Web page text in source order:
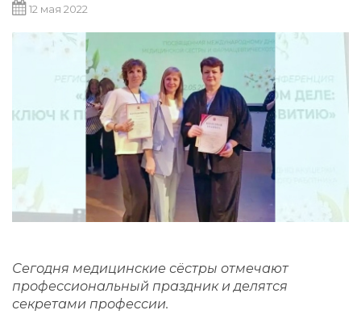
12 мая 2022
Сегодня медицинские сёстры отмечают
профессиональный праздник и делятся
секретами профессии.